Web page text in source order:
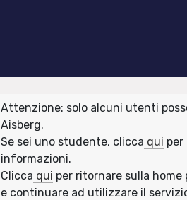
Attenzione: solo alcuni utenti
Aisberg.
Se sei uno studente, clicca qui
informazioni.
Clicca qui per ritornare sulla home
e continuare ad utilizzare il